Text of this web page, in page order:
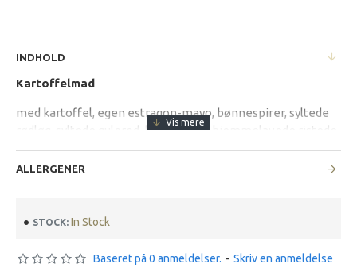
INDHOLD
Kartoffelmad
med kartoffel, egen estragon-mayo, bønnespirer, syltede
rødløg, syltede gulerod, brøndkarse, hjemmelavede ristede
løg, indbagte friterede løgringe toppet med mini
peberfrugt bær
ALLERGENER
STOCK: In Stock
Baseret på 0 anmeldelser. - Skriv en anmeldelse